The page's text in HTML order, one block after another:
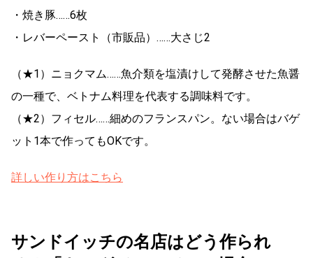
・焼き豚……6枚
・レバーペースト（市販品）……大さじ2
（★1）ニョクマム……魚介類を塩漬けして発酵させた魚醤
の一種で、ベトナム料理を代表する調味料です。
（★2）フィセル……細めのフランスパン。ない場合はバゲ
ット1本で作ってもOKです。
詳しい作り方はこちら
サンドイッチの名店はどう作られ